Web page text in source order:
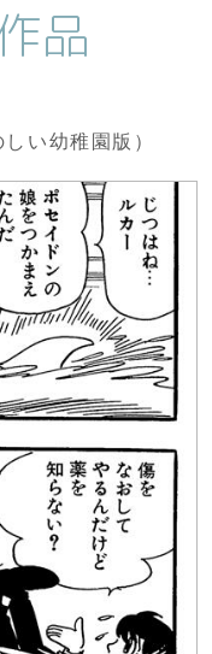
品
い幼稚園版）